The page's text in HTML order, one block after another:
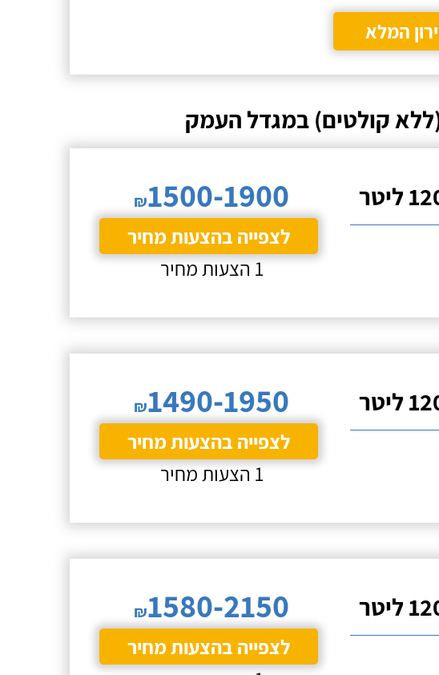
המלא
קולטים) במגדל העמק
₪1500-1900
לצפייה בהצעות מחיר
1 הצעות מחיר
₪1490-1950
לצפייה בהצעות מחיר
1 הצעות מחיר
₪1580-2150
לצפייה בהצעות מחיר